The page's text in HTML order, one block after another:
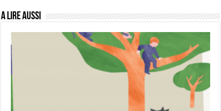
A lire aussi